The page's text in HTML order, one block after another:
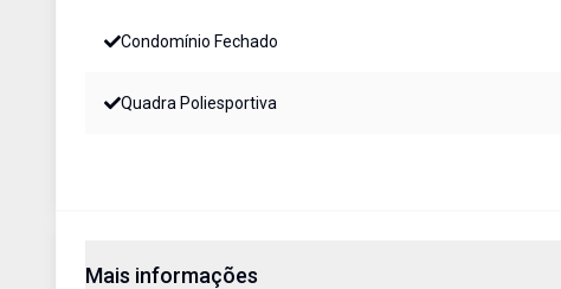
Condomínio Fechado
Quadra Poliesportiva
Mais informações